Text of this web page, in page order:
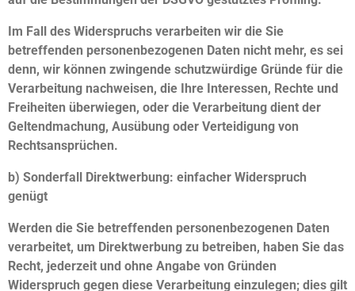
Im Fall des Widerspruchs verarbeiten wir die Sie
betreffenden personenbezogenen Daten nicht mehr, es sei
denn, wir können zwingende schutzwürdige Gründe für die
Verarbeitung nachweisen, die Ihre Interessen, Rechte und
Freiheiten überwiegen, oder die Verarbeitung dient der
Geltendmachung, Ausübung oder Verteidigung von
Rechtsansprüchen.
b) Sonderfall Direktwerbung: einfacher Widerspruch
genügt
Werden die Sie betreffenden personenbezogenen Daten
verarbeitet, um Direktwerbung zu betreiben, haben Sie das
Recht, jederzeit und ohne Angabe von Gründen
Widerspruch gegen diese Verarbeitung einzulegen; dies gilt